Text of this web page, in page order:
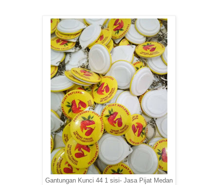
Gantungan Kunci 44 1 sisi- Jasa Pijat Medan